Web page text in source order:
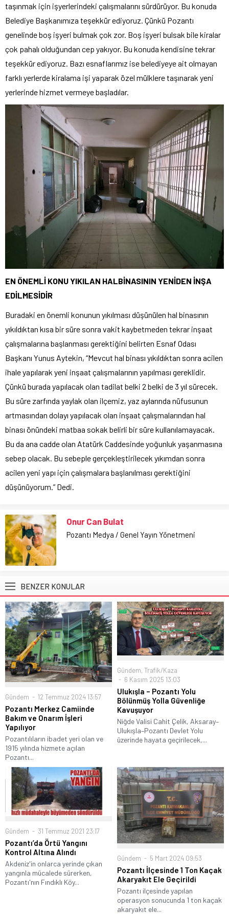
taşınmak için işyerlerindeki çalışmalarını sürdürüyor. Bu konuda
Belediye Başkanımıza teşekkür ediyoruz. Çünkü Pozantı
genelinde boş işyeri bulmak çok zor. Boş işyeri bulsak bile kiralar
çok pahalı olduğundan cep yakıyor. Bu konuda kendisine tekrar
teşekkür ediyoruz. Bazı esnaflarımız ise belediyeye ait olmayan
farklı yerlerde kiralama işi yaparak özel mülklere taşınarak yeni
yerlerinde hizmet vermeye başladılar.
EN ÖNEMLİ KONU YIKILAN HALBİNASININ YENİDEN İNŞA
EDİLMESİDİR
Buradaki en önemli konunun yıkılması düşünülen hal binasının
yıkıldıktan kısa bir süre sonra vakit kaybetmeden tekrar inşaat
çalışmalarına başlanması gerektiğini belirten Esnaf Odası
Başkanı Yunus Aytekin, “Mevcut hal binası yıkıldıktan sonra acilen
ihale yapılarak yeni inşaat çalışmalarının yapılması gereklidir.
Çünkü burada yapılacak olan tadilat belki 2 belki de 3 yıl sürecek.
Bu süre zarfında yaylak olan ilçemiz, yaz aylarında nüfusunun
artmasından dolayı yapılacak olan inşaat çalışmalarından hal
binası önündeki matbaa sokak belirli bir süre kullanılamayacak.
Bu da ana cadde olan Atatürk Caddesinde yoğunluk yaşanmasına
sebep olacak. Bu sebeple gerçekleştirilecek yıkımdan sonra
acilen yeni yapı için çalışmalara başlanılması gerektiğini
düşünüyorum.” Dedi.
Onur Can Bulat
Pozantı Medya / Genel Yayın Yönetmeni
BENZER KONULAR
Gündem 12 Temmuz 2024 13:57
Pozantı Merkez Camiinde
Bakım ve Onarım İşleri
Yapılıyor
Pozantılıların ibadet yeri olan ve
1915 yılında hizmete açılan
Pozantı...
Gündem, Trafik/Kaza
6 Kasım 2025 13:03
Ulukışla – Pozantı Yolu
Bölünmüş Yolla Güvenliğe
Kavuşuyor
Niğde Valisi Cahit Çelik, Aksaray–
Ulukışla–Pozantı Devlet Yolu
üzerinde hayata geçirilecek,...
Gündem 31 Temmuz 2021 23:17
Pozantı’da Örtü Yangını
Kontrol Altına Alındı
Akdeniz'in onlarca yerinde çıkan
yangınla mücalede sürerken,
Pozantı'nın Fındıklı Köy...
Gündem 5 Mart 2024 09:53
Pozantı İlçesinde 1 Ton Kaçak
Akaryakıt Ele Geçirildi
Pozantı ilçesinde yapılan
operasyon sonucunda 1 ton kaçak
akaryakıt ele...